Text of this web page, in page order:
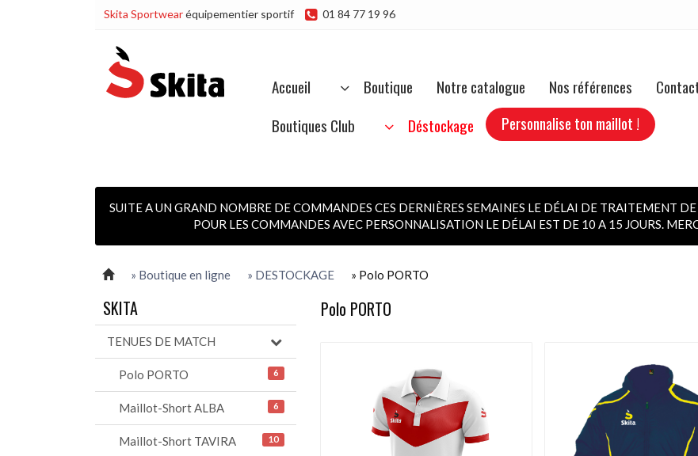
Skita Sportwearéquipementier sportif 01 84 77 19 96
Accueil Boutique Notre catalogue Nos références
Boutiques Club
Déstockage Personnalise ton maillot !
SUITE A UN GRAND NOMBRE DE COMMANDES CES DERNIÈRES SEMAINES LE DÉLAI DE TRAITEMENT
POUR LES COMMANDES AVEC PERSONNALISATION LE DÉLAI EST DE 10 A 15 JOURS.
» Boutique en ligne » DESTOCKAGE » Polo PORTO
Polo PORTO
SKITA
TENUES DE MATCH
Polo PORTO 6
Maillot-Short ALBA 6
Maillot-Short TAVIRA 10